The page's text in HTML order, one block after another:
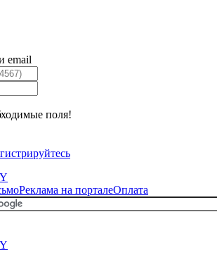
email
поля!
Реклама на порталеОплата